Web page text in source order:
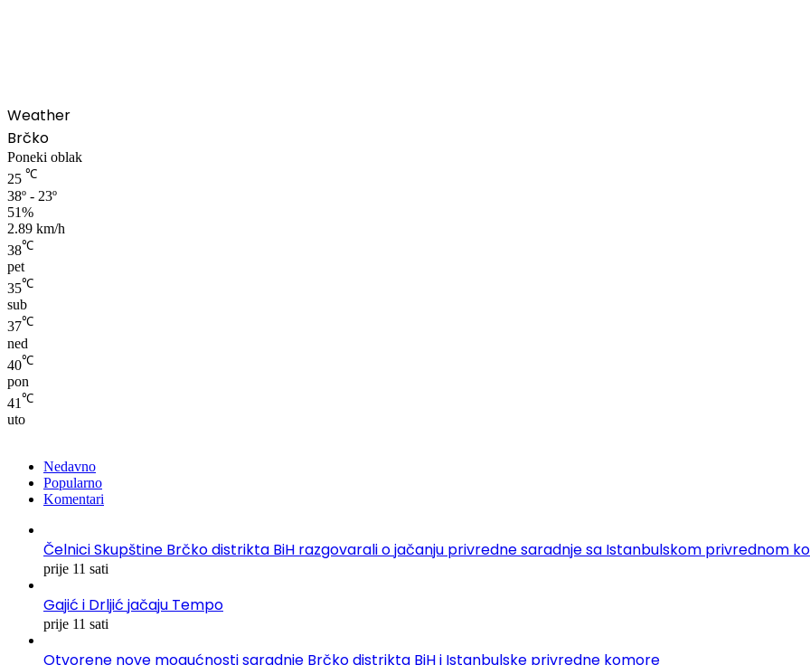
Weather
Brčko
Poneki oblak
25 ℃
38º - 23º
51%
2.89 km/h
38℃
pet
35℃
sub
37℃
ned
40℃
pon
41 ℃
uto
Nedavno
Popularno
Komentari
Čelnici Skupštine Brčko distrikta BiH razgovarali o jačanju privredne saradnje sa Istanbulskom privrednom
prije 11 sati
Gajić i Drljić jačaju Tempo
prije 11 sati
Otvorene nove mogućnosti saradnje Brčko distrikta BiH i Istanbulske privredne komore